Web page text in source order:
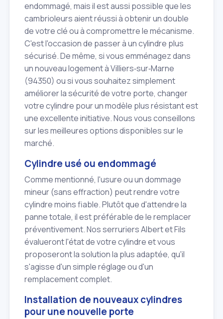
endommagé, mais il est aussi possible que les
cambrioleurs aient réussi à obtenir un double
de votre clé ou à compromettre le mécanisme.
C'est l'occasion de passer à un cylindre plus
sécurisé. De même, si vous emménagez dans
un nouveau logement à Villiers‑sur‑Marne
(94350) ou si vous souhaitez simplement
améliorer la sécurité de votre porte, changer
votre cylindre pour un modèle plus résistant est
une excellente initiative. Nous vous conseillons
sur les meilleures options disponibles sur le
marché.
Cylindre usé ou endommagé
Comme mentionné, l'usure ou un dommage
mineur (sans effraction) peut rendre votre
cylindre moins fiable. Plutôt que d'attendre la
panne totale, il est préférable de le remplacer
préventivement. Nos serruriers Albert et Fils
évalueront l'état de votre cylindre et vous
proposeront la solution la plus adaptée, qu'il
s'agisse d'un simple réglage ou d'un
remplacement complet.
Installation de nouveaux cylindres
pour une nouvelle porte